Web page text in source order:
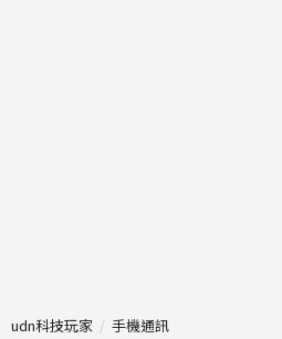
udn科技玩家 手機通訊